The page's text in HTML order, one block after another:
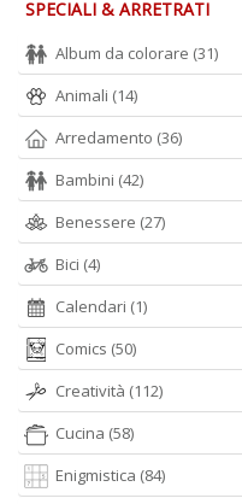
SPECIALI & ARRETRATI
Album da colorare (31)
Animali (14)
Arredamento (36)
Bambini (42)
Benessere (27)
Bici (4)
Calendari (1)
Comics (50)
Creatività (112)
Cucina (58)
Enigmistica (84)